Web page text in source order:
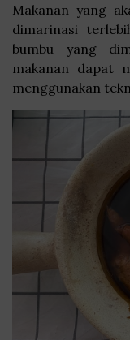
Makanan yang
dimarinasi
bumbu yang
makanan dapat
menggunakan